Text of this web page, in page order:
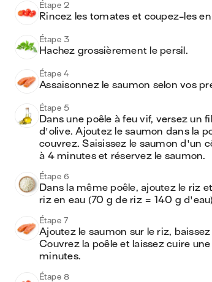
Étape 2
Rincez les tomates et coupez-les
Étape 3
Hachez grossièrement le persil.
Étape 4
Assaisonnez le saumon selon vos
Étape 5
Dans une poêle à feu vif, versez un
d'olive. Ajoutez le saumon dans la
couvrez. Saisissez le saumon d'un
à 4 minutes et réservez le saumon.
Étape 6
Dans la même poêle, ajoutez le riz
riz en eau (70 g de riz = 140 g
Étape 7
Ajoutez le saumon sur le riz, baissez
Couvrez la poêle et laissez cuire
minutes.
Étape 8